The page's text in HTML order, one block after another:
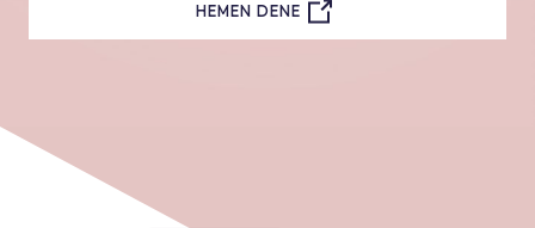
HEMEN DENE